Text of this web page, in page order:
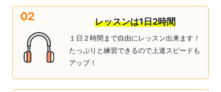
02 レッスンは1日2時間
１日２時間まで自由にレッスン出来ます！
たっぷりと練習できるので上達スピードも
アップ！